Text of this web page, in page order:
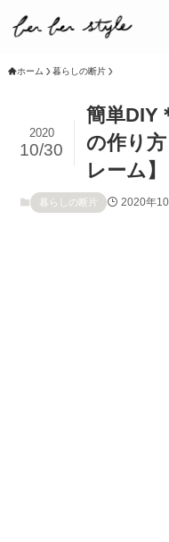
ホーム 暮らしの断片
簡単DIY
の作り
レーム】
2020
10/30
暮らしの断片 2020年